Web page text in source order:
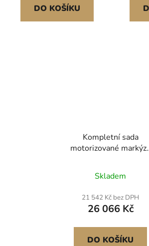
DO KOŠÍKU
Kompletní sada
motorizované
zatahovací markýza s
rámem z hliníkové
slitiny, venkovní
markýza pro přívěsy,
vhodná pro většinu
obytných vozů (černá)
Skladem
21 542 Kč bez DPH
26 066 Kč
DO KOŠÍKU